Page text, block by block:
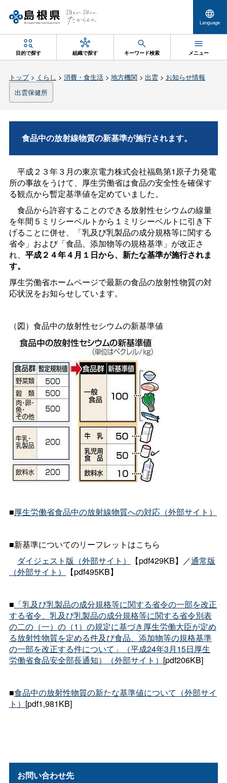
Language
目的で探す 組織で探す キーワード検索 メニュー
トップ> くらし > 消費・食生活> 地方機関> 出雲> お知らせ情報
出雲保健所
食品中の放射線物質の新基準が施行されます。
平成２３年３月の東京電力株式会社福島第1原子力発電
所の事故をうけて、厚生労働省は食品の安全性を確保す
る観点から暫定基準値を定めていました。
食品から許容することのできる放射性セシウムの線量
を年間５ミリシーベルトから１ミリシーベルトに引き下
げることに併せ、「乳及び乳製品の成分規格等に関する
省令」および「食品、添加物等の規格基準」が改正さ
れ、 平成２４年４月１日から、新たな基準が施行されま
す。
厚生労働省ホームページで最新の食品の放射性物質の対
応状況をお知らせしています。
（図）食品中の放射性セシウムの新基準値
■厚生労働省食品中の放射線物質への対応（外部サイト）
■新基準についてのリーフレットはこちら
ダイジェスト版（外部サイト）
【pdf429KB】／通常版
（外部サイト）
【pdf495KB】
■ 「乳及び乳製品の成分規格等に関する省令の一部を改正
する省令、乳及び乳製品の成分規格等に関する省令別表
の二の（一）の（1）の規定に基づき厚生労働大臣が定め
る放射性物質を定める件及び食品、添加物等の規格基準
の一部を改正する件について」（平成24年3月15日厚生
労働省食品安全部長通知）（外部サイト） [pdf206KB]
■食品中の放射性物質の新たな基準値について（外部サイ
ト） [pdf1,981KB]
お問い合わせ先